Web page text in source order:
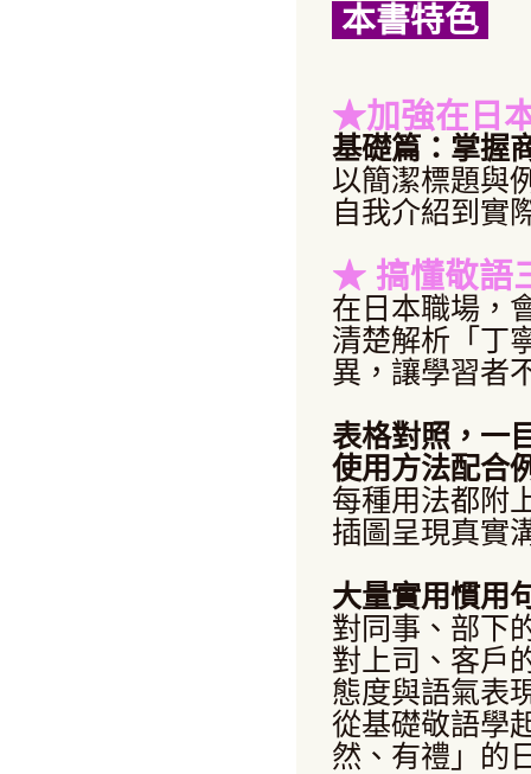
本書特色
★加強在日
基礎篇：掌握
以簡潔標題與
自我介紹到實
★ 搞懂敬語
在日本職場，
清楚解析「丁
異，讓學習者
表格對照，一
使用方法配合
每種用法都附
插圖呈現真實
大量實用慣用
對同事、部下
對上司、客戶
態度與語氣表
從基礎敬語學
然、有禮」的